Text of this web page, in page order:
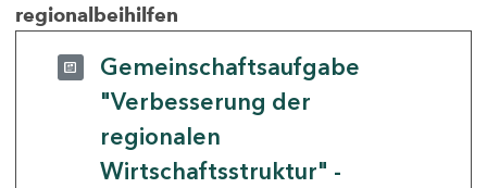
regionalbeihilfen
Gemeinschaftsaufgabe
"Verbesserung der
regionalen
Wirtschaftsstruktur" -